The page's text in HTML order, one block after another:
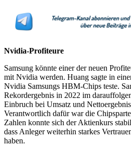
Nvidia-Profiteure
Samsung könnte einer der neuen
mit Nvidia werden. Huang sagte in
Nvidia Samsungs HBM-Chips teste.
Rekordergebnis in 2022 im
Einbruch bei Umsatz und
Verantwortlich dafür war die
Zahlen konnte sich der Aktienkurs
dass Anleger weiterhin starkes
haben.